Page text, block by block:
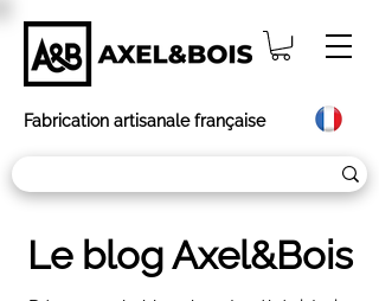
Fabrication artisanale française
Le blog Axel&Bois